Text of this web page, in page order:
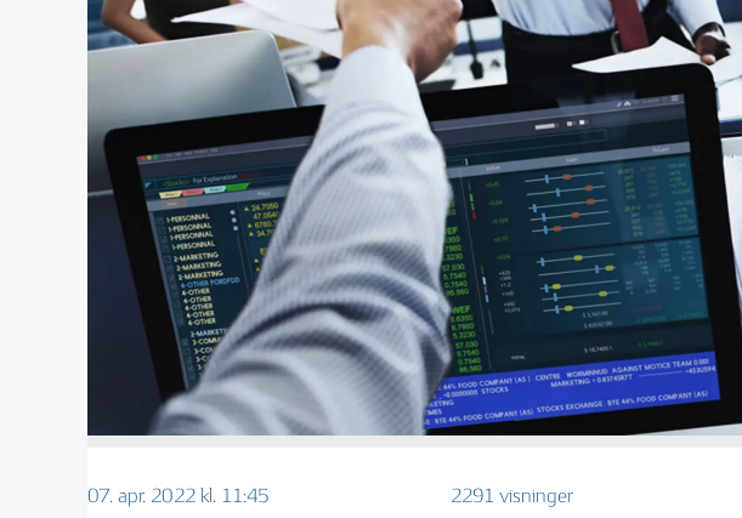
07. apr. 2022 kl. 11:45 2291 visninger